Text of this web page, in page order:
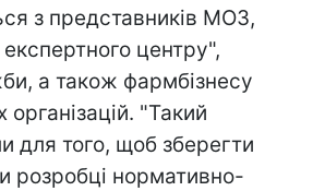
з представників МОЗ,
центру",
а також фармбізнесу
організацій. "Такий
для того, щоб зберегти
розробці нормативно-